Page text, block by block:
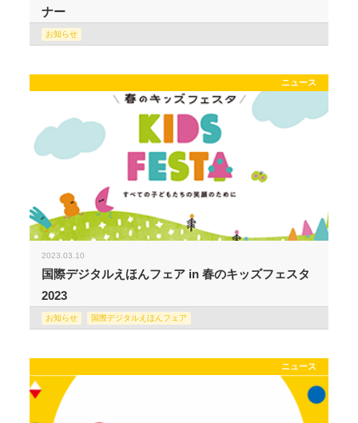
ナー
お知らせ
ニュース
2023.03.10
国際デジタルえほんフェア in 春のキッズフェスタ
2023
お知らせ 国際デジタルえほんフェア
ニュース